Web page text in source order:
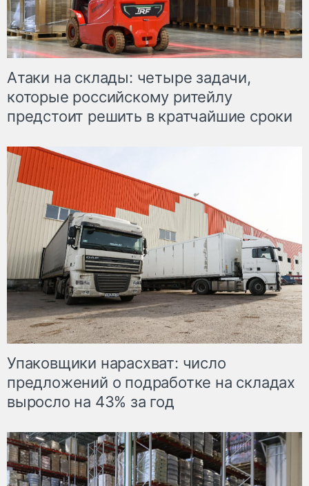
Атаки на склады: четыре задачи,
которые российскому ритейлу
предстоит решить в кратчайшие сроки
Упаковщики нарасхват: число
предложений о подработке на складах
выросло на 43% за год